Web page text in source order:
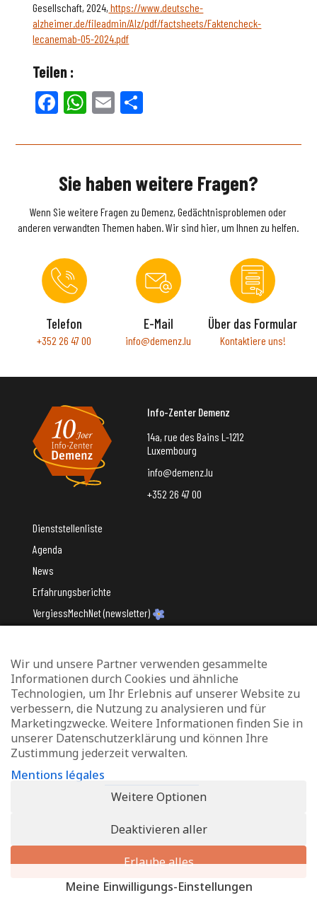
Gesellschaft, 2024, https://www.deutsche-
alzheimer.de/fileadmin/Alz/pdf/factsheets/Faktencheck-
lecanemab-05-2024.pdf
Teilen :
Facebook
WhatsApp
Email
Sie haben weitere Fragen?
Wenn Sie weitere Fragen zu Demenz, Gedächtnisproblemen oder
anderen verwandten Themen haben. Wir sind hier, um Ihnen zu helfen.
Telefon
+352 26 47 00
E-Mail
info@demenz.lu
Über das Formular
Kontaktiere uns!
Info-Zenter Demenz
14a, rue des Bains L-1212
Luxembourg
info@demenz.lu
+352 26 47 00
Dienststellenliste
Agenda
News
Erfahrungsberichte
VergiessMechNet (newsletter)
Mit Unterstützung des
Datenschutz und Verwaltung von Cookies
Rechtliche Hinweise
Erklärung zur Barrierefreiheit
Wir und unsere Partner verwenden gesammelte
Informationen durch Cookies und ähnliche
Technologien, um Ihr Erlebnis auf unserer Website zu
verbessern, die Nutzung zu analysieren und für
Marketingzwecke. Weitere Informationen finden Sie in
unserer Datenschutzerklärung und können Ihre
Zustimmung jederzeit verwalten.
Mentions légales
Weitere Optionen
Deaktivieren aller
Erlaube alles
Meine Einwilligungs-Einstellungen